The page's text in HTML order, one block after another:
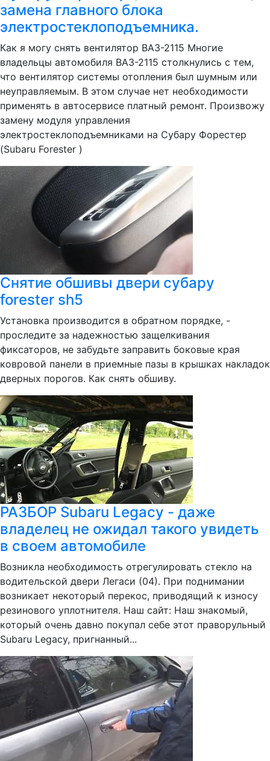
замена главного блока
электростеклоподъемника.
Как я могу снять вентилятор ВАЗ-2115 Многие
владельцы автомобиля ВАЗ-2115 столкнулись с тем,
что вентилятор системы отопления был шумным или
неуправляемым. В этом случае нет необходимости
применять в автосервисе платный ремонт. Произвожу
замену модуля управления
электростеклоподъемниками на Субару Форестер
(Subaru Forester )
Снятие обшивы двери субару
forester sh5
Установка производится в обратном порядке, -
проследите за надежностью защелкивания
фиксаторов, не забудьте заправить боковые края
ковровой панели в приемные пазы в крышках накладок
дверных порогов. Как снять обшиву.
РАЗБОР Subaru Legaсy - даже
владелец не ожидал такого увидеть
в своем автомобиле
Возникла необходимость отрегулировать стекло на
водительской двери Легаси (04). При поднимании
возникает некоторый перекос, приводящий к износу
резинового уплотнителя. Наш сайт: Наш знакомый,
который очень давно покупал себе этот праворульный
Subaru Legaсy, пригнанный...